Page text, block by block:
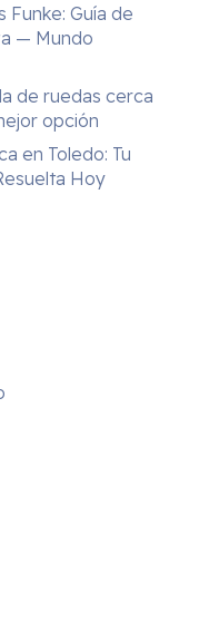
Funke: Guía de
— Mundo
de ruedas cerca
opción
en Toledo: Tu
Hoy